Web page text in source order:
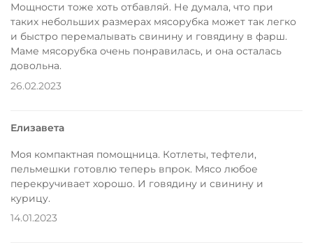
Мощности тоже хоть отбавляй. Не думала, что при
таких небольших размерах мясорубка может так легко
и быстро перемалывать свинину и говядину в фарш.
Маме мясорубка очень понравилась, и она осталась
довольна.
26.02.2023
Елизавета
Моя компактная помощница. Котлеты, тефтели,
пельмешки готовлю теперь впрок. Мясо любое
перекручивает хорошо. И говядину и свинину и
курицу.
14.01.2023